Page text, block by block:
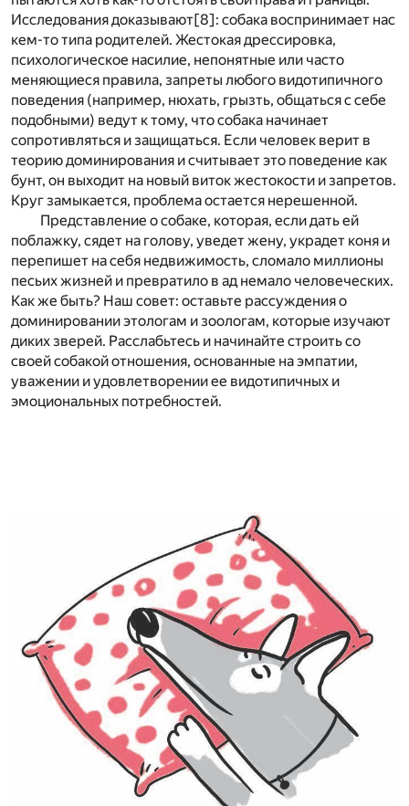
Исследования доказывают[8] : собака воспринимает нас
кем-то типа родителей. Жестокая дрессировка,
психологическое насилие, непонятные или часто
меняющиеся правила, запреты любого видотипичного
поведения (например, нюхать, грызть, общаться с себе
подобными) ведут к тому, что собака начинает
сопротивляться и защищаться. Если человек верит в
теорию доминирования и считывает это поведение как
бунт, он выходит на новый виток жестокости и запретов.
Круг замыкается, проблема остается нерешенной.
Представление о собаке, которая, если дать ей
поблажку, сядет на голову, уведет жену, украдет коня и
перепишет на себя недвижимость, сломало миллионы
песьих жизней и превратило в ад немало человеческих.
Как же быть? Наш совет: оставьте рассуждения о
доминировании этологам и зоологам, которые изучают
диких зверей. Расслабьтесь и начинайте строить со
своей собакой отношения, основанные на эмпатии,
уважении и удовлетворении ее видотипичных и
эмоциональных потребностей.